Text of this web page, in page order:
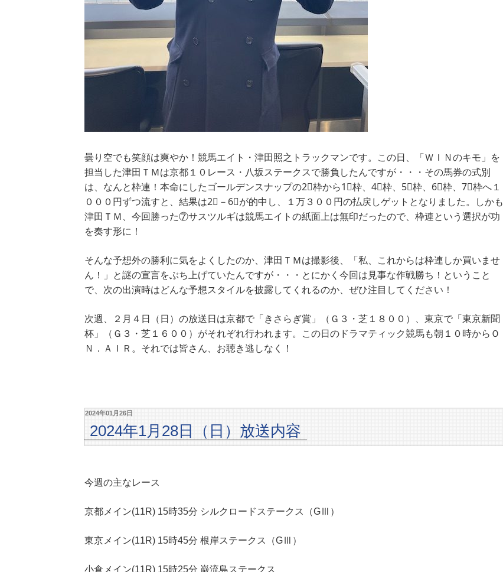
曇り空でも笑顔は爽やか！競馬エイト・津田照之トラックマンです。この日、「ＷＩＮのキモ」を
担当した津田ＴＭは京都１０レース・八坂ステークスで勝負したんですが・・・その馬券の式別
は、なんと枠連！本命にしたゴールデンスナップの2⃣枠から1⃣枠、4⃣枠、5⃣枠、6⃣枠、7⃣枠へ１
０００円ずつ流すと、結果は2⃣－6⃣が的中し、１万３００円の払戻しゲットとなりました。しかも
津田ＴＭ、今回勝った⑦サスツルギは競馬エイトの紙面上は無印だったので、枠連という選択が功
を奏す形に！
そんな予想外の勝利に気をよくしたのか、津田ＴＭは撮影後、「私、これからは枠連しか買いませ
ん！」と謎の宣言をぶち上げていたんですが・・・とにかく今回は見事な作戦勝ち！ということ
で、次の出演時はどんな予想スタイルを披露してくれるのか、ぜひ注目してください！
次週、２月４日（日）の放送日は京都で「きさらぎ賞」（Ｇ３・芝１８００）、東京で「東京新聞
杯」（Ｇ３・芝１６００）がそれぞれ行われます。この日のドラマティック競馬も朝１０時からＯ
Ｎ．ＡＩＲ。それでは皆さん、お聴き逃しなく！
2024年01月26日
2024年1月28日（日）放送内容
今週の主なレース
京都メイン(11R) 15時35分 シルクロードステークス（GⅢ）
東京メイン(11R) 15時45分 根岸ステークス（GⅢ）
小倉メイン(11R) 15時25分 巌流島ステークス